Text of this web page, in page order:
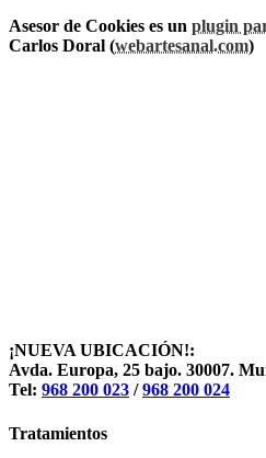
Asesor de Cookies es un plugin
Carlos Doral (webartesanal.com)
¡NUEVA UBICACIÓN!:
Avda. Europa, 25 bajo. 30007.
Tel: 968 200 023 /968 200 024
Tratamientos